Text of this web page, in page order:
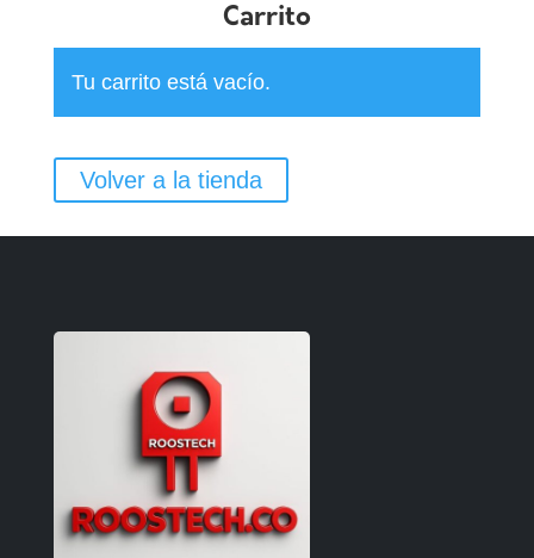
Carrito
Tu carrito está vacío.
Volver a la tienda